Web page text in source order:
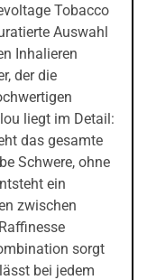
Tobacco
Auswahl
Inhalieren
der die
liegt im Detail:
das gesamte
Schwere, ohne
ein
zwischen
sorgt
bei jedem